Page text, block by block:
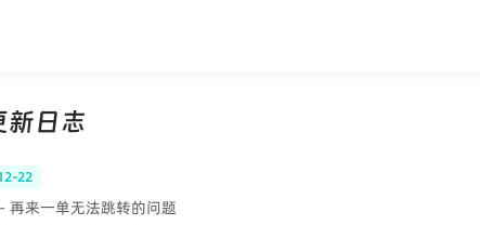
日志
22
再来一单无法跳转的问题